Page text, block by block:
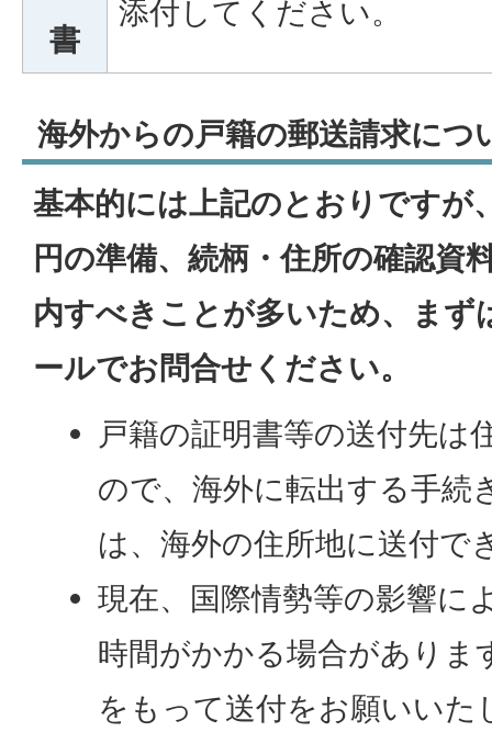
書
添付してください。
海外からの戸籍の郵送請求につ
基本的には上記のとおりですが
円の準備、続柄・住所の確認資
内すべきことが多いため、まず
ールでお問合せください。
戸籍の証明書等の送付先は
ので、海外に転出する手続
は、海外の住所地に送付で
現在、国際情勢等の影響に
時間がかかる場合がありま
をもって送付をお願いいた